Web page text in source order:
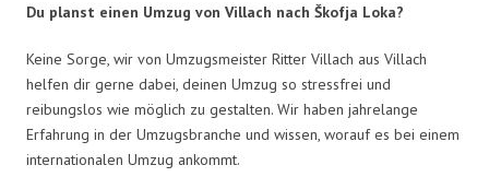
Du planst einen Umzug von Villach nach Škofja Loka?
Keine Sorge, wir von Umzugsmeister Ritter Villach aus Villach
helfen dir gerne dabei, deinen Umzug so stressfrei und
reibungslos wie möglich zu gestalten. Wir haben jahrelange
Erfahrung in der Umzugsbranche und wissen, worauf es bei einem
internationalen Umzug ankommt.